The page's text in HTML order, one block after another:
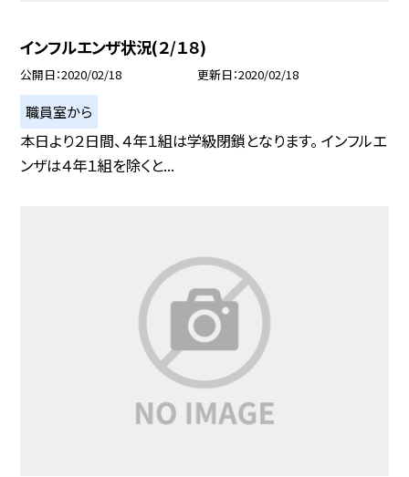
インフルエンザ状況(２/１８)
公開日 2020/02/18 更新日 2020/02/18
職員室から
本日より２日間、４年１組は学級閉鎖となります。 インフルエ
ンザは４年１組を除くと...